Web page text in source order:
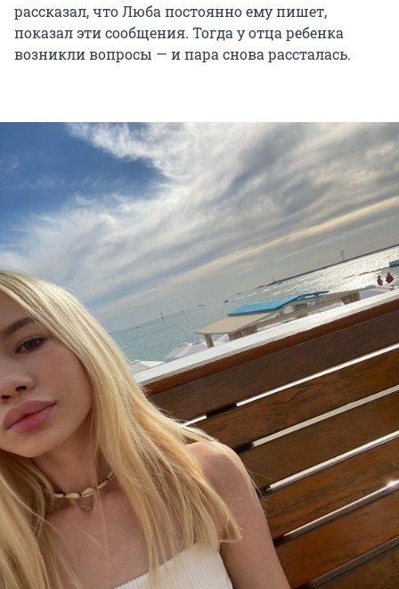
рассказал, что Люба постоянно ему пишет,
показал эти сообщения. Тогда у отца ребенка
возникли вопросы — и пара снова рассталась.